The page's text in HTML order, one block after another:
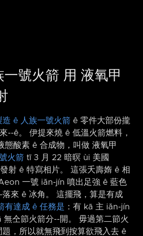
一號火箭 用 液氧甲
ê 人族一號火箭 ê 零件大部份攏
-⁠-ê。 伊提來燒 ê 低溫火箭燃料，
態酸素 ê 合成物，叫做 液氧甲
火箭 tī 3 月 22 暗暝 ùi 美國
射 ê 特寫相片。 這張夭壽媠 ê 相
一號 iăn-jín 噴出足強 ê 藍色
來 ê 冰角。 這擺飛，算是有成
有達成 ê 任務是 ：有 kā 主 iăn-jín
仝節火箭分-⁠-開。 毋過第二節火
，所以就無飛到按算欲飛入去 ê